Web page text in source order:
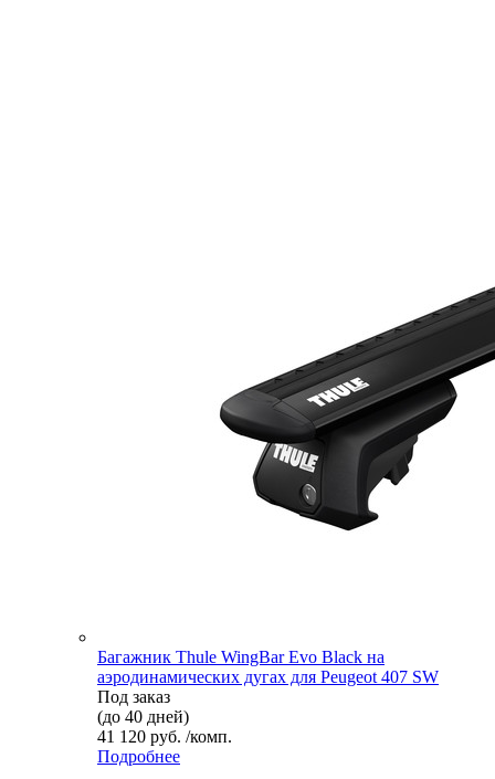
Багажник Thule WingBar Evo Black на
аэродинамических дугах для Peugeot 407 SW
Под заказ
(до 40 дней)
41 120 руб. /комп.
Подробнее